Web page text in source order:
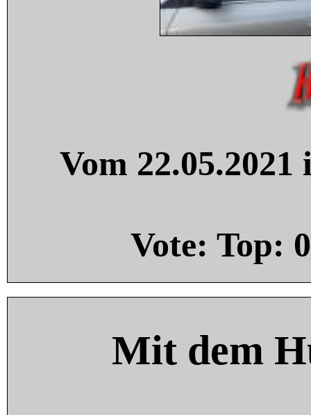
Vom
Vote: Top: 0
Mit dem